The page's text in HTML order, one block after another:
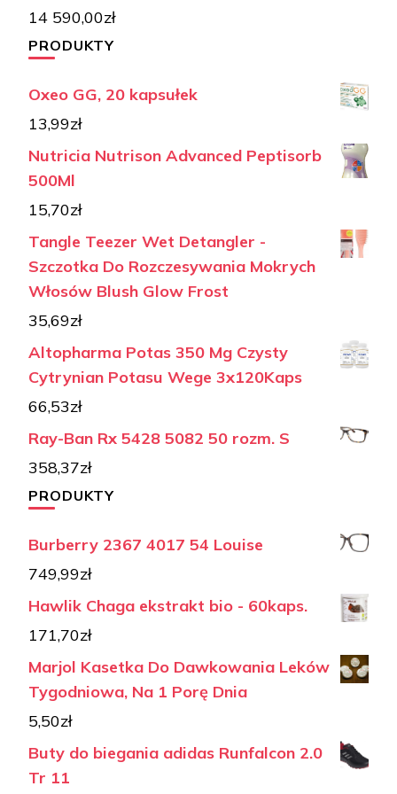
14 590,00zł
PRODUKTY
Oxeo GG, 20 kapsułek
13,99zł
Nutricia Nutrison Advanced Peptisorb
500Ml
15,70zł
Tangle Teezer Wet Detangler -
Szczotka Do Rozczesywania Mokrych
Włosów Blush Glow Frost
35,69zł
Altopharma Potas 350 Mg Czysty
Cytrynian Potasu Wege 3x120Kaps
66,53zł
Ray-Ban Rx 5428 5082 50 rozm. S
358,37zł
PRODUKTY
Burberry 2367 4017 54 Louise
749,99zł
Hawlik Chaga ekstrakt bio - 60kaps.
171,70zł
Marjol Kasetka Do Dawkowania Leków
Tygodniowa, Na 1 Porę Dnia
5,50zł
Buty do biegania adidas Runfalcon 2.0
Tr 11